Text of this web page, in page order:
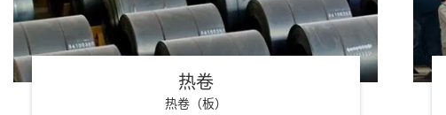
热卷
热卷（板）